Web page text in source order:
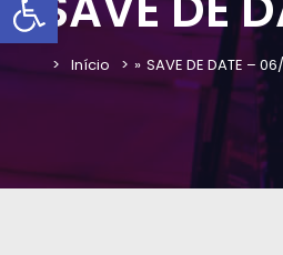
Início » SAVE DE DATE –